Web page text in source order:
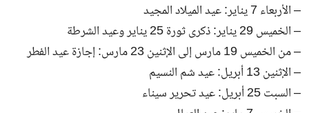
– الأربعاء 7 يناير: عيد الميلاد المجيد
– الخميس 29 يناير: ذكرى ثورة 25 يناير وعيد الشرطة
– من الخميس 19 مارس إلى الإثنين 23 مارس: إجازة عيد الفطر
– الإثنين 13 أبريل: عيد شم النسيم
– السبت 25 أبريل: عيد تحرير سيناء